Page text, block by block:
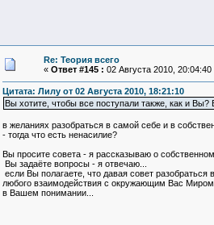
Re: Теория всего
« Ответ #145 : 02 Августа 2010, 20:04:40
Цитата: Лилу от 02 Августа 2010, 18:21:10
Вы хотите, чтобы все поступали также, как и
в желаниях разобраться в самой себе и в
- тогда что есть ненасилие?
Вы просите совета - я рассказываю о
Вы задаёте вопросы - я отвечаю...
если Вы полагаете, что давая совет
любого взаимодействия с окружающим Вас Миром
в Вашем понимании...